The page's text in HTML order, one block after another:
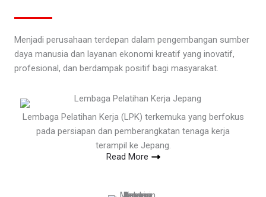
Menjadi perusahaan terdepan dalam pengembangan sumber
daya manusia dan layanan ekonomi kreatif yang inovatif,
profesional, dan berdampak positif bagi masyarakat.
Lembaga Pelatihan Kerja (LPK) terkemuka yang berfokus
pada persiapan dan pemberangkatan tenaga kerja
terampil ke Jepang.
Read More